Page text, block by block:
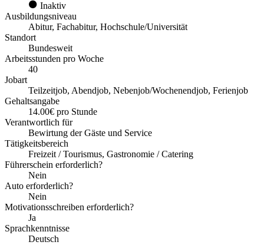
Inaktiv
Ausbildungsniveau
Abitur, Fachabitur, Hochschule/Universität
Standort
Bundesweit
Arbeitsstunden pro Woche
40
Jobart
Teilzeitjob, Abendjob, Nebenjob/Wochenendjob, Ferienjob
Gehaltsangabe
14.00€ pro Stunde
Verantwortlich für
Bewirtung der Gäste und Service
Tätigkeitsbereich
Freizeit / Tourismus, Gastronomie / Catering
Führerschein erforderlich?
Nein
Auto erforderlich?
Nein
Motivationsschreiben erforderlich?
Ja
Sprachkenntnisse
Deutsch